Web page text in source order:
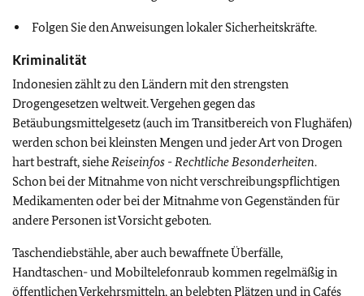
Folgen Sie den Anweisungen lokaler Sicherheitskräfte.
Kriminalität
Indonesien zählt zu den Ländern mit den strengsten
Drogengesetzen weltweit. Vergehen gegen das
Betäubungsmittelgesetz (auch im Transitbereich von Flughäfen)
werden schon bei kleinsten Mengen und jeder Art von Drogen
hart bestraft, sieheReiseinfos - Rechtliche Besonderheiten.
Schon bei der Mitnahme von nicht verschreibungspflichtigen
Medikamenten oder bei der Mitnahme von Gegenständen für
andere Personen ist Vorsicht geboten.
Taschendiebstähle, aber auch bewaffnete Überfälle,
Handtaschen- und Mobiltelefonraub kommen regelmäßig in
öffentlichen Verkehrsmitteln, an belebten Plätzen und in Cafés